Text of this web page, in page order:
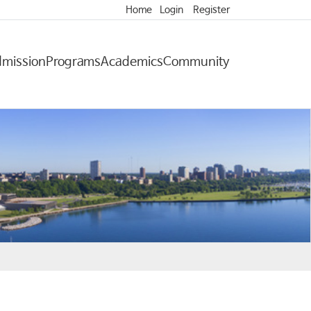
Home Login Register
ProgramsAcademicsCommunity